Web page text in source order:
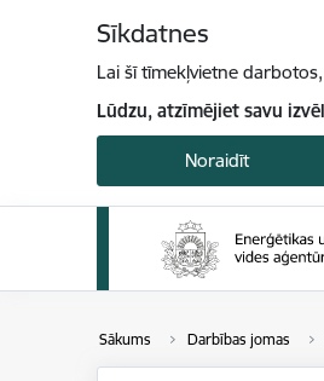
Sīkdatnes
Lai šī tīmekļvietne
Lūdzu, atzīmējiet savu
Noraidīt
Sākums Darbības jomas